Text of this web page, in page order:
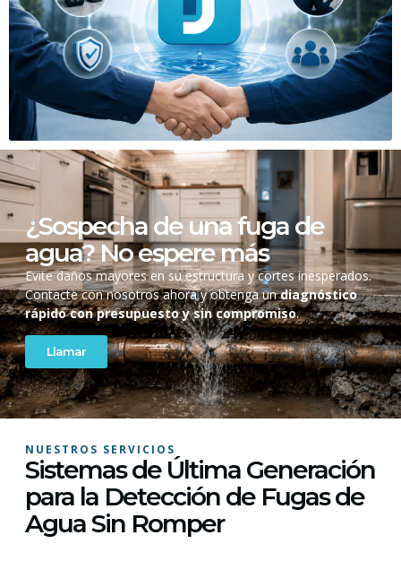
¿Sospecha de una fuga de
agua? No espere más
Evite daños mayores en su estructura y cortes inesperados.
Contacte con nosotros ahora y obtenga undiagnóstico
rápido con presupuesto y sin compromiso.
Llamar
NUESTROS SERVICIOS
Sistemas de Última Generación
para la Detección de Fugas de
Agua Sin Romper